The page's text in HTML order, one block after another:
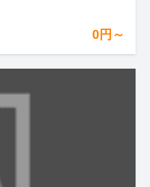
0円～